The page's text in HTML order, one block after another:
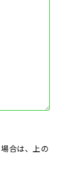
合は、上の